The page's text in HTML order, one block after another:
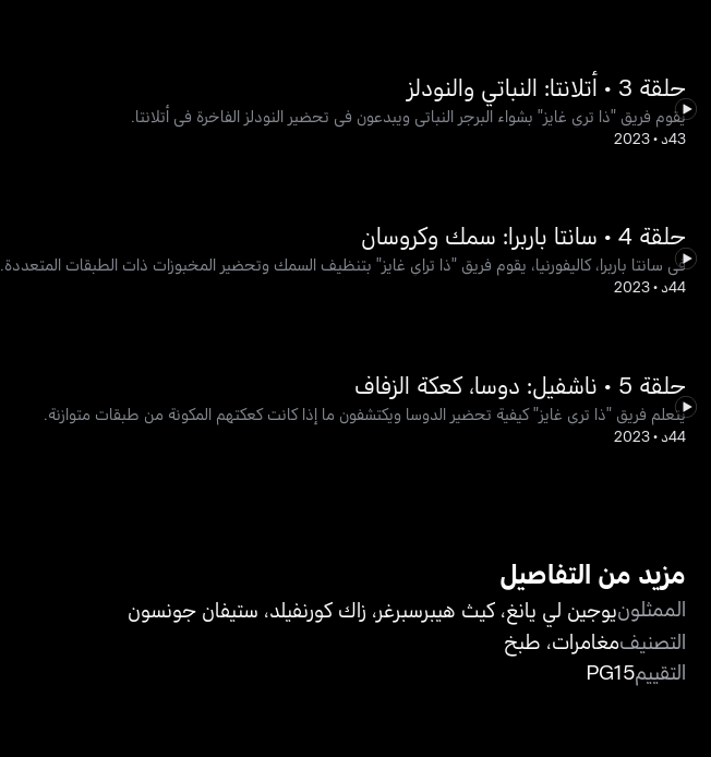
حلقة 3 • أتلانتا: النباتي والنودلز
يقوم فريق "ذا تري غايز" بشواء البرجر النباتي ويبدعون في تحضير النودلز الفاخرة في أتلانتا.
43د •
2023
حلقة 4 • سانتا باربرا: سمك وكروسان
في سانتا باربرا، كاليفورنيا، يقوم فريق "ذا تراي غايز" بتنظيف السمك وتحضير المخبوزات ذات الطبقات المتعددة.
44د •
2023
حلقة 5 • ناشفيل: دوسا، كعكة الزفاف
يتعلم فريق "ذا تري غايز" كيفية تحضير الدوسا ويكتشفون ما إذا كانت كعكتهم المكونة من طبقات متوازنة.
44د •
2023
مزيد من التفاصيل
الممثلونيوجين لي يانغ، كيث هيبرسبرغر، زاك كورنفيلد، ستيفان جونسون
التصنيفمغامرات، طبخ
التقييمPG15